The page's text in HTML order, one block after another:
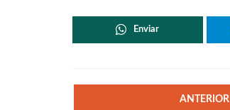
Enviar
ANTERIOR